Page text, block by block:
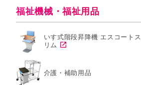
福祉機械・福祉用品
いす式階段昇降機 エスコートス
リム
介護・補助用品